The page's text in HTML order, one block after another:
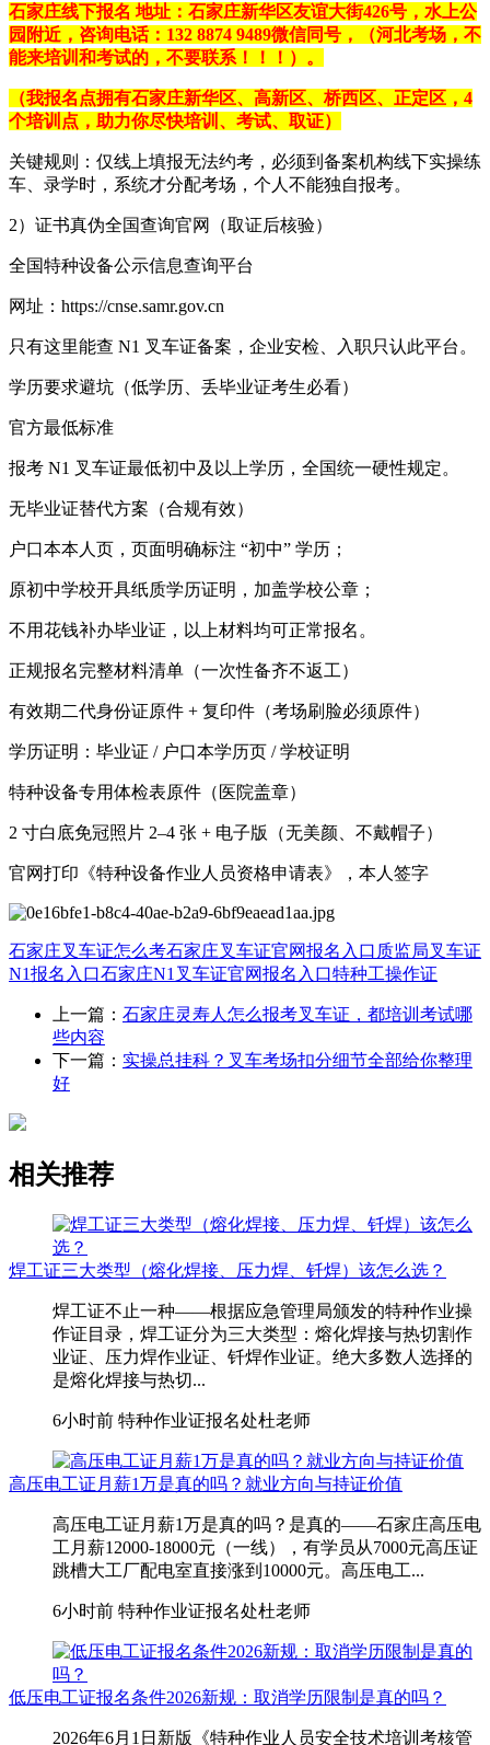
石家庄线下报名 地址：石家庄新华区友谊大街426号，水上公
园附近，咨询电话： 132 8874 9489微信同号，（河北考场，不
能来培训和考试的，不要联系！！！）。
（我报名点拥有石家庄新华区、高新区、桥西区、正定区，4
个培训点，助力你尽快培训、考试、取证）
关键规则：仅线上填报无法约考，必须到备案机构线下实操练
车、录学时，系统才分配考场，个人不能独自报考。
2）证书真伪全国查询官网（取证后核验）
全国特种设备公示信息查询平台
网址：https://cnse.samr.gov.cn
只有这里能查 N1 叉车证备案，企业安检、入职只认此平台。
学历要求避坑（低学历、丢毕业证考生必看）
官方最低标准
报考 N1 叉车证最低初中及以上学历，全国统一硬性规定。
无毕业证替代方案（合规有效）
户口本本人页，页面明确标注 “初中” 学历；
原初中学校开具纸质学历证明，加盖学校公章；
不用花钱补办毕业证，以上材料均可正常报名。
正规报名完整材料清单（一次性备齐不返工）
有效期二代身份证原件 + 复印件（考场刷脸必须原件）
学历证明：毕业证 / 户口本学历页 / 学校证明
特种设备专用体检表原件（医院盖章）
2 寸白底免冠照片 2–4 张 + 电子版（无美颜、不戴帽子）
官网打印《特种设备作业人员资格申请表》，本人签字
石家庄叉车证怎么考石家庄叉车证官网报名入口 质监局叉车证
N1报名入口石家庄N1叉车证官网报名入口特种工操作证
上一篇： 石家庄灵寿人怎么报考叉车证，都培训考试哪
些内容
下一篇： 实操总挂科？叉车考场扣分细节全部给你整理
好
相关推荐
焊工证三大类型（熔化焊接、压力焊、钎焊）该怎么选？
焊工证不止一种——根据应急管理局颁发的特种作业操
作证目录，焊工证分为三大类型：熔化焊接与热切割作
业证、压力焊作业证、钎焊作业证。绝大多数人选择的
是熔化焊接与热切...
6小时前 特种作业证报名处杜老师
高压电工证月薪1万是真的吗？就业方向与持证价值
高压电工证月薪1万是真的吗？是真的——石家庄高压电
工月薪12000-18000元（一线），有学员从7000元高压证
跳槽大工厂配电室直接涨到10000元。高压电工...
6小时前 特种作业证报名处杜老师
低压电工证报名条件2026新规：取消学历限制是真的吗？
2026年6月1日新版《特种作业人员安全技术培训考核管